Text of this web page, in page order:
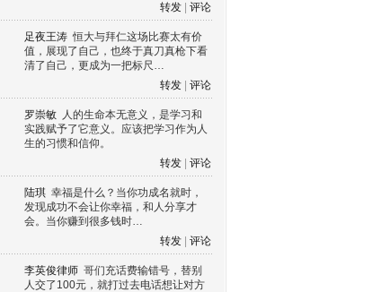
转发
评论
足夜王涛 恒大与拜仁这场比赛太有价
值，展现了自己，也终于真刀真枪下看
清了自己，更成为一把标尺…
转发
评论
罗崇敏 人的生命本无意义，是学习和
实践赋予了它意义。应该把学习作为人
生的习惯和信仰。
转发
评论
陆琪 幸福是什么？当你功成名就时，
发现成功不会让你幸福，和人分享才
会。当你赚到很多钱时…
转发
评论
李英俊律师 哥们充话费输错号，替别
人交了100元，就打过去电话想让对方